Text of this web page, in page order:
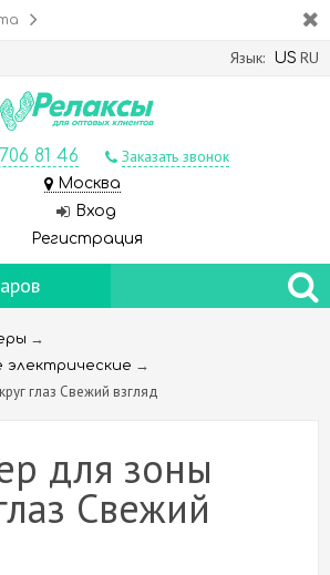
Язык: US RU
81 46 Заказать звонок
Москва
Вход
Регистрация
→
→
глаз Свежий взгляд
для зоны
Свежий